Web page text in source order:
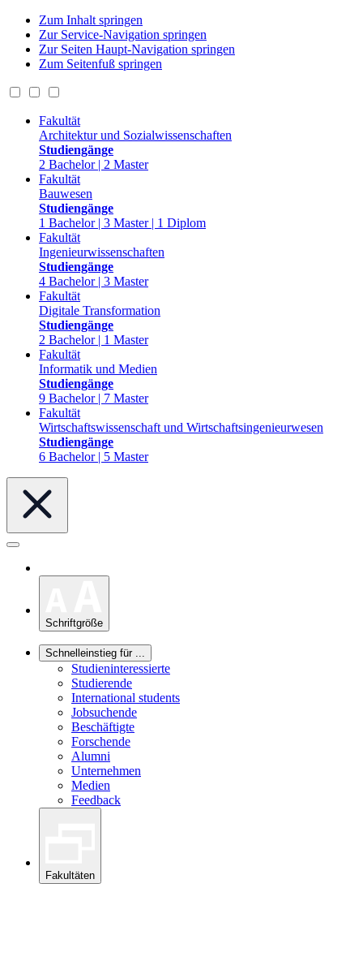
Zum Inhalt springen
Zur Service-Navigation springen
Zur Seiten Haupt-Navigation springen
Zum Seitenfuß springen
Fakultät
Architektur und Sozialwissenschaften
Studiengänge
2 Bachelor | 2 Master
Fakultät
Bauwesen
Studiengänge
1 Bachelor | 3 Master | 1 Diplom
Fakultät
Ingenieurwissenschaften
Studiengänge
4 Bachelor | 3 Master
Fakultät
Digitale Transformation
Studiengänge
2 Bachelor | 1 Master
Fakultät
Informatik und Medien
Studiengänge
9 Bachelor | 7 Master
Fakultät
Wirtschaftswissenschaft und Wirtschaftsingenieurwesen
Studiengänge
6 Bachelor | 5 Master
Schriftgröße
Schnelleinstieg für ...
Studieninteressierte
Studierende
International students
Jobsuchende
Beschäftigte
Forschende
Alumni
Unternehmen
Medien
Feedback
Fakultäten